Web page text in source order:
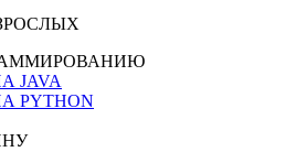
JAVA
PYTHON